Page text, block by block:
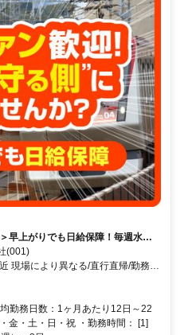
早上がりでも日給保障！毎週水曜
(001)
現場により異なる/直行直帰/勤務地
務
勤務日数：1ヶ月あたり12日～22
金・土・日・祝 ・勤務時間： [1]